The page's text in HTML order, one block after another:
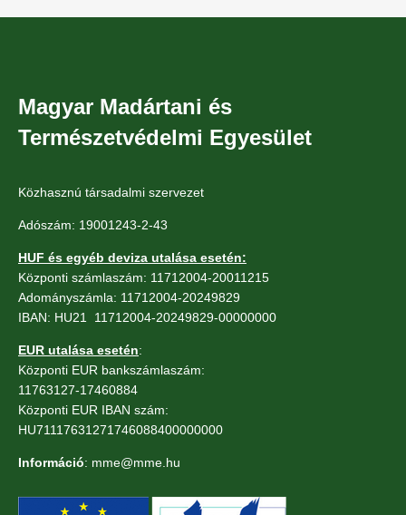
Magyar Madártani és
Természetvédelmi Egyesület
Közhasznú társadalmi szervezet
Adószám: 19001243-2-43
HUF és egyéb deviza utalása esetén:
Központi számlaszám: 11712004-20011215
Adományszámla: 11712004-20249829
IBAN: HU21 11712004-20249829-00000000
EUR utalása esetén:
Központi EUR bankszámlaszám:
11763127-17460884
Központi EUR IBAN szám:
HU71117631271746088400000000
Információ: mme@mme.hu